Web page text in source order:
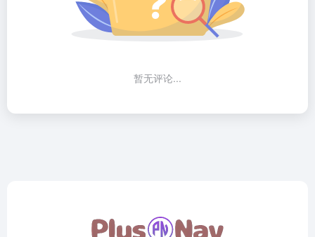
暂无评论...